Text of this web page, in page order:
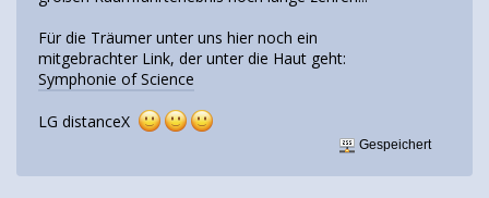
Für die Träumer unter uns hier noch ein
mitgebrachter Link, der unter die Haut geht:
Symphonie of Science
LG distanceX
Gespeichert